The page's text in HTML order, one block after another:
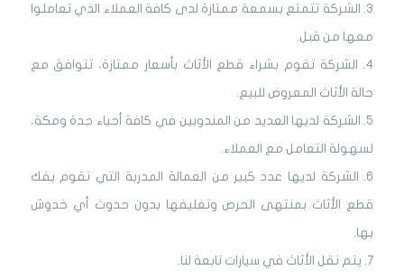
3. الشركة تتمتع بسمعة ممتازة لدى كافة العملاء الذي تعاملوا
معها من قبل.
4. الشركة تقوم بشراء قطع الأثاث بأسعار ممتازة، تتوافق مع
حالة الأثاث المعروض للبيع.
5. الشركة لديها العديد من المندوبين في كافة أحياء جدة ومكة،
لسهولة التعامل مع العملاء.
6. الشركة لديها عدد كبير من العمالة المدربة التي تقوم بفك
قطع الأثاث بمنتهى الحرص وتغليفها بدون حدوث أي خدوش
بها.
7. يتم نقل الأثاث في سيارات تابعة لنا.